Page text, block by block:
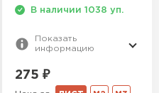
В наличии 1038 уп.
Показать
информацию
275 ₽